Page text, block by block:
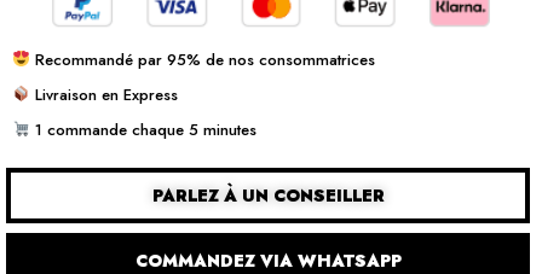
Recommandé par 95% de nos consommatrices
Livraison en Express
1 commande chaque 5 minutes
PARLEZ À UN CONSEILLER
COMMANDEZ VIA WHATSAPP